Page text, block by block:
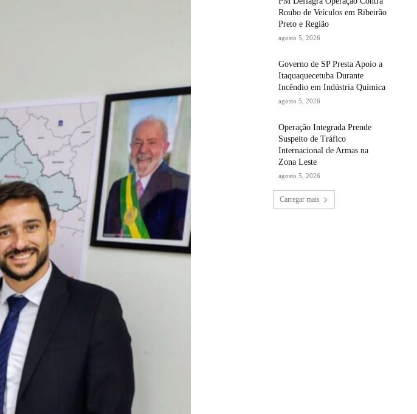
Roubo de Veículos em Ribeirão
Preto e Região
agosto 5, 2026
Governo de SP Presta Apoio a
Itaquaquecetuba Durante
Incêndio em Indústria Química
agosto 5, 2026
Operação Integrada Prende
Suspeito de Tráfico
Internacional de Armas na
Zona Leste
agosto 5, 2026
Carregar mais